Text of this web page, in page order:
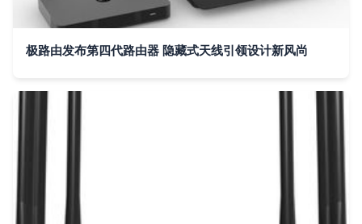
极路由发布第四代路由器 隐藏式天线引领设计新风尚